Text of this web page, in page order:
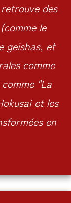
des
le
geishas, et
comme
"La
et les
en